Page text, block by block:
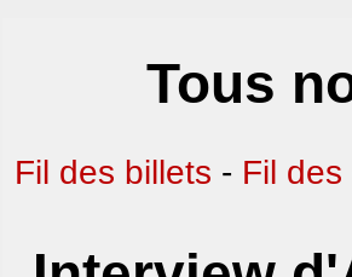
Tous
Fil des billets - Fil